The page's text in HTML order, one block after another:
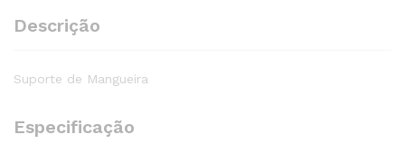
Descrição
Suporte de Mangueira
Especificação